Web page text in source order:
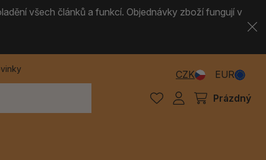
všech článků a funkcí. Objednávky zboží fungují v
CZK
EUR
Prázdný